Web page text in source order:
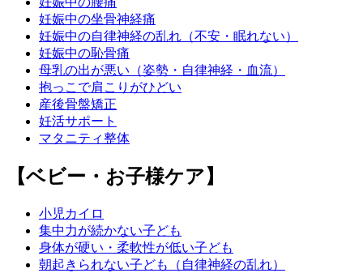
妊娠中の坐骨神経痛
妊娠中の自律神経の乱れ（不安・眠れない）
妊娠中の恥骨痛
母乳の出が悪い（姿勢・自律神経・血流）
抱っこで肩こりがひどい
産後骨盤矯正
妊活サポート
マタニティ整体
【ベビー・お子様ケア】
小児カイロ
集中力が続かない子ども
身体が硬い・柔軟性が低い子ども
朝起きられない子ども（自律神経の乱れ）